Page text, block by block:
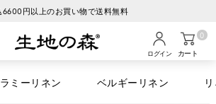
生地の森へようこそ
ログイン カート
0
ラミーリネン ベルギーリネン